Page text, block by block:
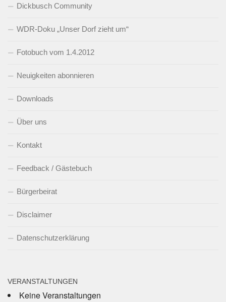
Dickbusch Community
WDR-Doku „Unser Dorf zieht um“
Fotobuch vom 1.4.2012
Neuigkeiten abonnieren
Downloads
Über uns
Kontakt
Feedback / Gästebuch
Bürgerbeirat
Disclaimer
Datenschutzerklärung
VERANSTALTUNGEN
Keine Veranstaltungen